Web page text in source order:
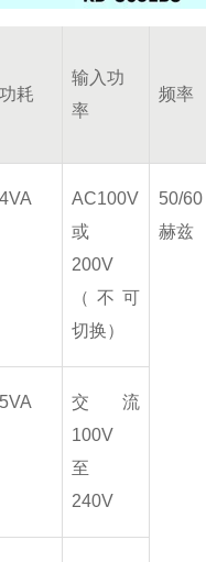
功耗
输入功
率
频率
4VA
AC100V
或
200V
（不可
切换）
50/60
赫兹
5VA
交流
100V
至
240V